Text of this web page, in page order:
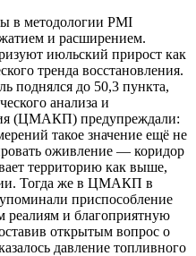
в методологии PMI
и расширением.
июльский прирост как
тренда восстановления.
поднялся до 50,3 пункта,
анализа и
(ЦМАКП) предупреждали:
такое значение ещё не
оживление — коридор
территорию как выше,
Тогда же в ЦМАКП в
приспособление
реалиям и благоприятную
открытым вопрос о
давление топливного